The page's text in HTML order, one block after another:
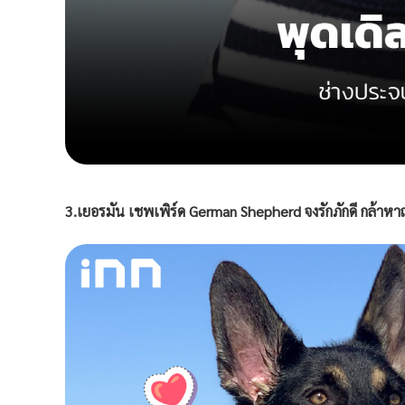
3.เยอรมัน เชพเพิร์ด German Shepherd จงรักภักดี กล้าห